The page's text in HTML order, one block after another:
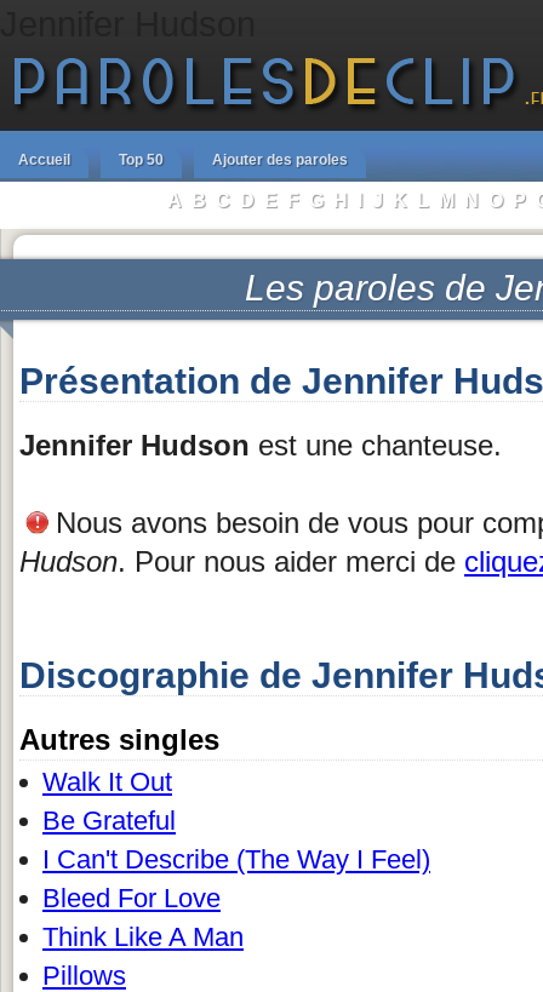
Accueil Top 50 Ajouter des paroles
A B C D E F G H I J K L M N O P
Les paroles de
Présentation de Jennifer
Jennifer Hudson est une chanteuse.
Nous avons besoin de vous pour
Hudson. Pour nous aider merci de
Discographie de Jennifer
Autres singles
Walk It Out
Be Grateful
I Can't Describe (The Way I Feel)
Bleed For Love
Think Like A Man
Pillows